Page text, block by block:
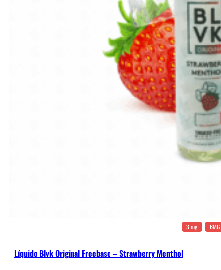
3 mg 6MG
Líquido Blvk Original Freebase – Strawberry Menthol